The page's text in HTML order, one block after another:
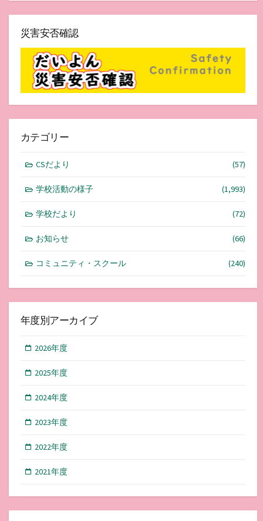
災害安否確認
カテゴリー
CSだより (57)
学校活動の様子 (1,993)
学校だより (72)
お知らせ (66)
コミュニティ・スクール (240)
年度別アーカイブ
2026年度
2025年度
2024年度
2023年度
2022年度
2021年度